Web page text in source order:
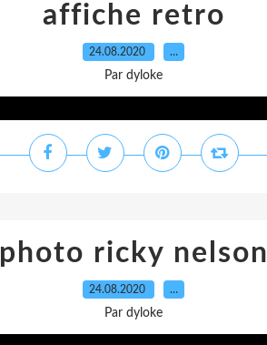
affiche retro
24.08.2020 …
Par dyloke
photo ricky nelson
24.08.2020 …
Par dyloke